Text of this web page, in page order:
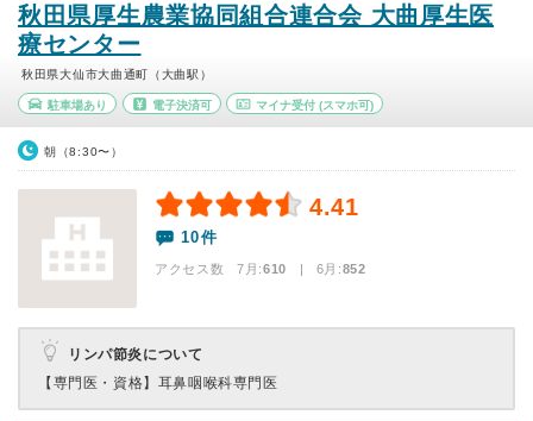
秋田県厚生農業協同組合連合会 大曲厚生医
療センター
秋田県大仙市大曲通町（大曲駅）
駐車場あり 電子決済可 マイナ受付 (スマホ可)
朝（8:30〜）
4.41
10件
アクセス数 7月:610 | 6月:852
リンパ節炎について
【専門医・資格】 耳鼻咽喉科専門医